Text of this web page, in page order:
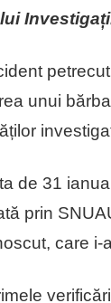
unui
de 31
prin
care i-